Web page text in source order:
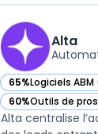
Alta
65%Logiciels
— voir Alta dans
60%Outils de
— voir Alta dans
Alta centralise